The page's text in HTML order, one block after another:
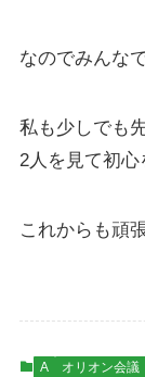
なのでみんな
私も少しでも
2人を見て初心
これからも頑
A オリオン会議